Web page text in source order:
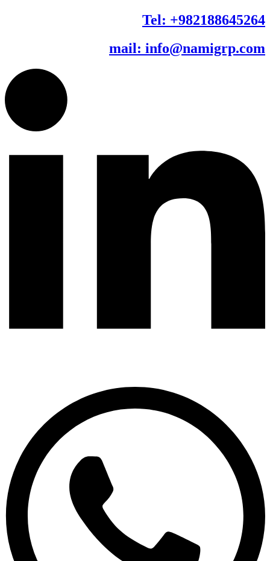
Tel: +982188645264
mail: info@namigrp.com